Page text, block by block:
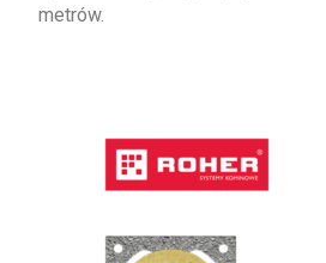
metrów.